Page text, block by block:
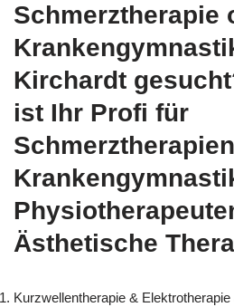
Schmerztherapie
Kirchardt
ist Ihr Profi für
Ästhetische
Kurzwellentherapie &